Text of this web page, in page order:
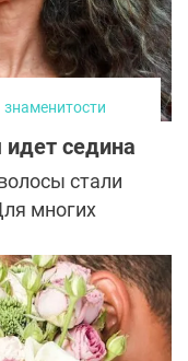
знаменитости
седина
стали
многих
против